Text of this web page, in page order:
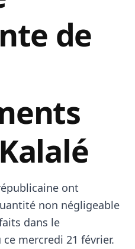
de
ont
non négligeable
dans le
mercredi 21 février.